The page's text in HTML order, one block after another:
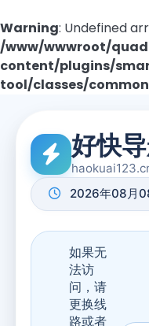
Warning: Undefined
/www/wwwroot/
content/plugins/
tool/classes/